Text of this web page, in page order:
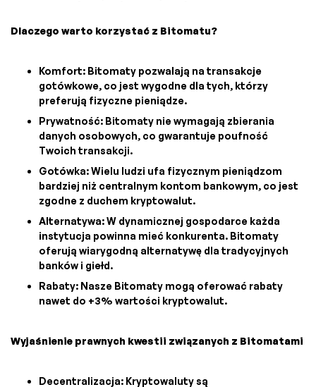
Dlaczego warto korzystać z Bitomatu?
Komfort: Bitomaty pozwalają na transakcje
gotówkowe, co jest wygodne dla tych, którzy
preferują fizyczne pieniądze.
Prywatność: Bitomaty nie wymagają zbierania
danych osobowych, co gwarantuje poufność
Twoich transakcji.
Gotówka: Wielu ludzi ufa fizycznym pieniądzom
bardziej niż centralnym kontom bankowym, co jest
zgodne z duchem kryptowalut.
Alternatywa: W dynamicznej gospodarce każda
instytucja powinna mieć konkurenta. Bitomaty
oferują wiarygodną alternatywę dla tradycyjnych
banków i giełd.
Rabaty: Nasze Bitomaty mogą oferować rabaty
nawet do +3% wartości kryptowalut.
Wyjaśnienie prawnych kwestii związanych z Bitomatami
Decentralizacja: Kryptowaluty są